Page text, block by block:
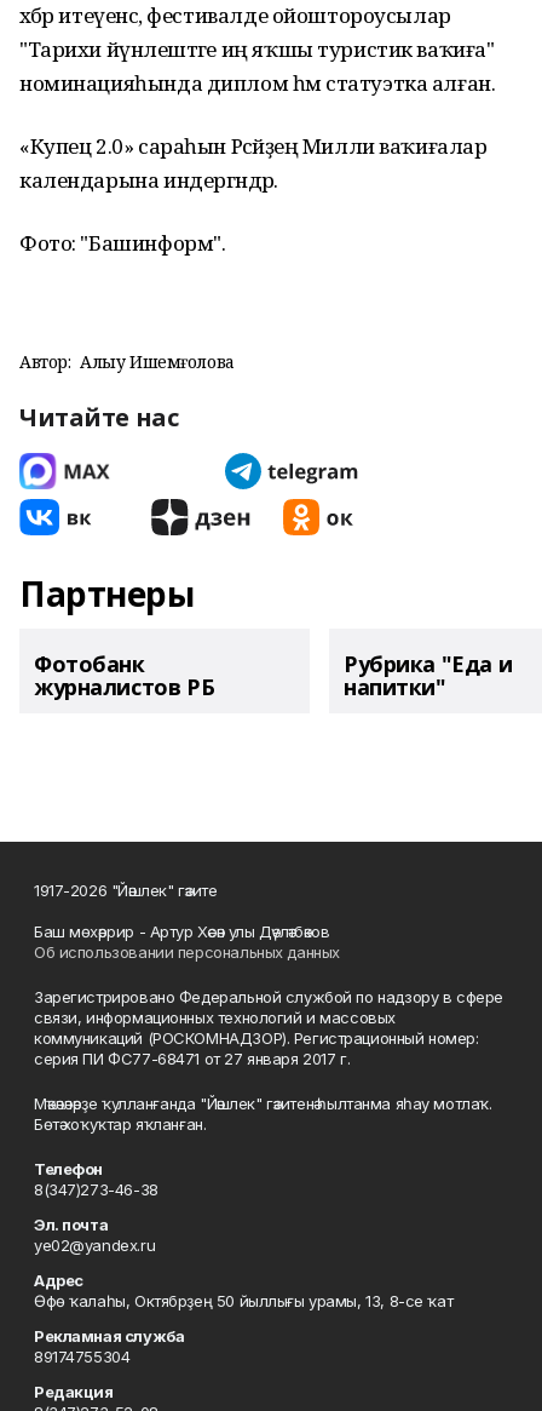
хәбәр итеүенсә, фестивалде ойоштороусылар
"Тарихи йүнәлештәге иң яҡшы туристик ваҡиға"
номинацияһында диплом һәм статуэтка алған.
«Купец 2.0» сараһын Рәсәйҙең Милли ваҡиғалар
календарына индергәндәр.
Фото: "Башинформ".
Автор: Алһыу Ишемғолова
Читайте нас
Партнеры
Фотобанк
журналистов РБ
Рубрика "Еда и
напитки"
1917-2026 "Йәшлек" гәзите
Баш мөхәррир - Артур Хәсән улы Дәүләтбәков
Об использовании персональных данных
Зарегистрировано Федеральной службой по надзору в сфере
связи, информационных технологий и массовых
коммуникаций (РОСКОМНАДЗОР). Регистрационный номер:
серия ПИ ФС77-68471 от 27 января 2017 г.
Мәҡәләләрҙе ҡулланғанда "Йәшлек" гәзитенә һылтанма яһау мотлаҡ.
Бөтә хоҡуҡтар яҡланған.
Телефон
8(347)273-46-38
Эл. почта
ye02@yandex.ru
Адрес
Өфө ҡалаһы, Октябрҙең 50 йыллығы урамы, 13, 8-се ҡат
Рекламная служба
89174755304
Редакция